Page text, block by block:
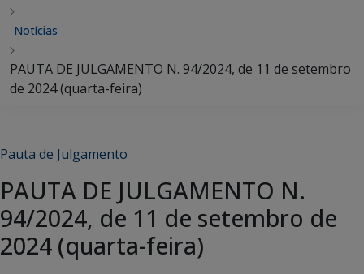
Notícias
PAUTA DE JULGAMENTO N. 94/2024, de 11 de setembro
de 2024 (quarta-feira)
Pauta de Julgamento
PAUTA DE JULGAMENTO N.
94/2024, de 11 de setembro de
2024 (quarta-feira)